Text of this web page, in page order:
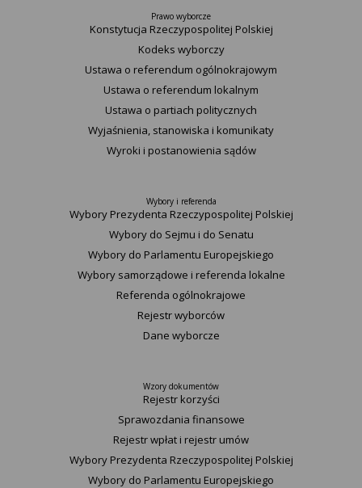
Prawo wyborcze
Konstytucja Rzeczypospolitej Polskiej​
Kodeks wyborczy
Ustawa o referendum ogólnokrajowym
Ustawa o referendum lokalnym
Ustawa o partiach politycznych
Wyjaśnienia, stanowiska i komunikaty
Wyroki i postanowienia sądów
Wybory i referenda
Wybory Prezydenta Rzeczypospolitej Polskiej
Wybory do Sejmu i do Senatu
Wybory do Parlamentu Europejskiego
Wybory samorządowe i referenda lokalne
Referenda ogólnokrajowe
Rejestr wyborców
Dane wyborcze
Wzory dokumentów
Rejestr korzyści
Sprawozdania finansowe
Rejestr wpłat i rejestr umów
Wybory Prezydenta Rzeczypospolitej Polskiej
Wybory do Parlamentu Europejskiego